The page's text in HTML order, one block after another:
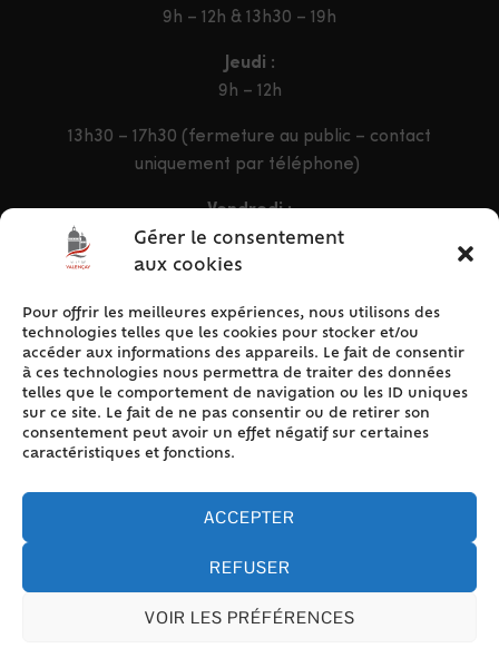
Gérer le consentement
aux cookies
Pour offrir les meilleures expériences, nous utilisons des
technologies telles que les cookies pour stocker et/ou
accéder aux informations des appareils. Le fait de consentir
à ces technologies nous permettra de traiter des données
telles que le comportement de navigation ou les ID uniques
sur ce site. Le fait de ne pas consentir ou de retirer son
consentement peut avoir un effet négatif sur certaines
caractéristiques et fonctions.
ACCEPTER
REFUSER
VOIR LES PRÉFÉRENCES
9h – 12h & 13h30 – 19h
Jeudi :
9h – 12h
13h30 – 17h30 (fermeture au public – contact
uniquement par téléphone)
Vendredi :
9h – 12h & 13h30 – 16h30
ACCÈS RAPIDE
Accueil
Contact
Plan du site
Mentions légales
Politique de cookies (UE)